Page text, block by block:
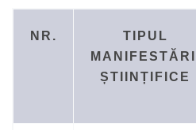
NR.
TIPUL
ȘTIINȚIFICE